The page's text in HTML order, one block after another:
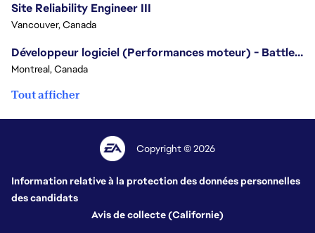
Site Reliability Engineer III
Vancouver, Canada
Développeur logiciel (Performances moteur) - Battlefield
Montreal, Canada
Tout afficher
Copyright © 2026
Information relative à la protection des données personnelles
des candidats
Avis de collecte (Californie)